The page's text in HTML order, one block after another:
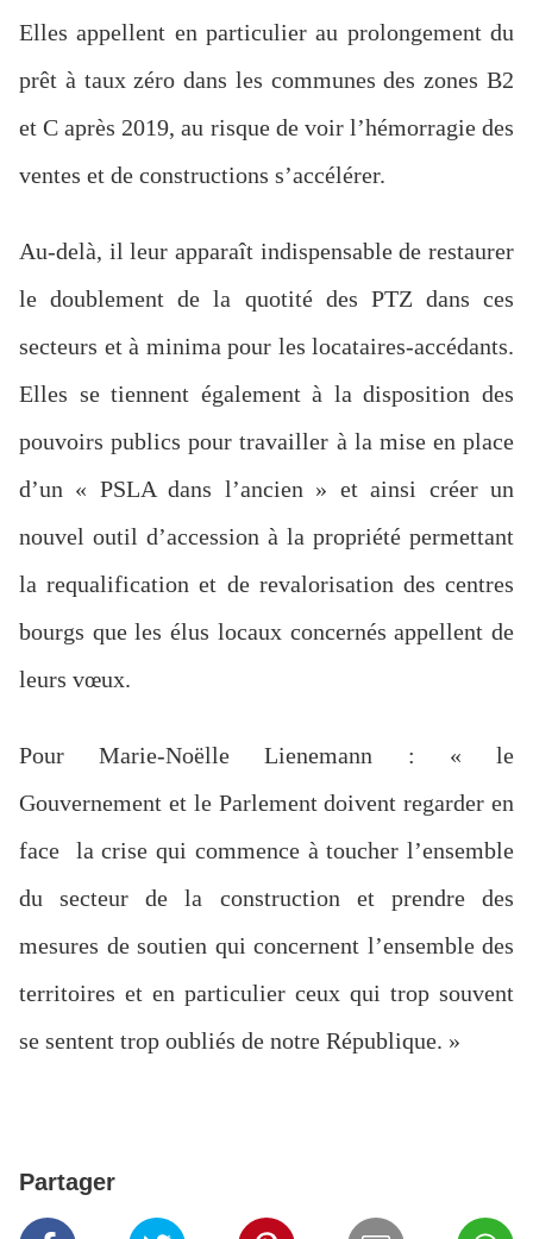
Elles appellent en particulier au prolongement du
prêt à taux zéro dans les communes des zones B2
et C après 2019, au risque de voir l’hémorragie des
ventes et de constructions s’accélérer.
Au-delà, il leur apparaît indispensable de restaurer
le doublement de la quotité des PTZ dans ces
secteurs et à minima pour les locataires-accédants.
Elles se tiennent également à la disposition des
pouvoirs publics pour travailler à la mise en place
d’un « PSLA dans l’ancien » et ainsi créer un
nouvel outil d’accession à la propriété permettant
la requalification et de revalorisation des centres
bourgs que les élus locaux concernés appellent de
leurs vœux.
Pour Marie-Noëlle Lienemann : « le
Gouvernement et le Parlement doivent regarder en
face la crise qui commence à toucher l’ensemble
du secteur de la construction et prendre des
mesures de soutien qui concernent l’ensemble des
territoires et en particulier ceux qui trop souvent
se sentent trop oubliés de notre République. »
Partager